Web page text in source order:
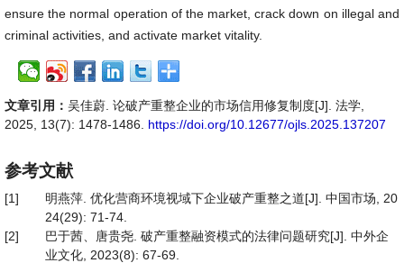
ensure the normal operation of the market, crack down on illegal and
criminal activities, and activate market vitality.
文章引用： 吴佳蔚. 论破产重整企业的市场信用修复制度[J]. 法学,
2025, 13(7): 1478-1486. https://doi.org/10.12677/ojls.2025.137207
参考文献
[1]
明燕萍. 优化营商环境视域下企业破产重整之道[J]. 中国市场, 20
24(29): 71-74.
[2]
巴于茜、唐贵尧. 破产重整融资模式的法律问题研究[J]. 中外企
业文化, 2023(8): 67-69.